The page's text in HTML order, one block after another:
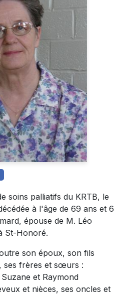
soins palliatifs du KRTB, le
à l'âge de 69 ans et 6
épouse de M. Léo
St-Honoré.
son époux, son fils
ses frères et sœurs :
et Raymond
et nièces, ses oncles et